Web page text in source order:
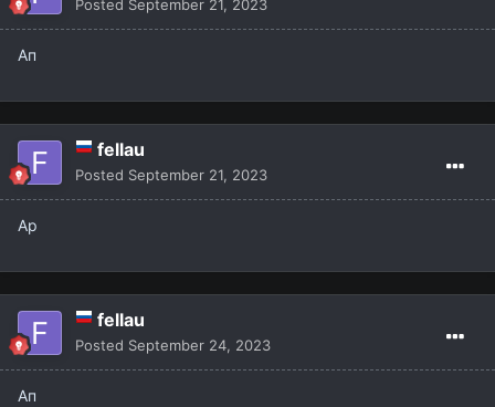
Posted September 21, 2023
Ап
fellau
Posted September 21, 2023
Ap
fellau
Posted September 24, 2023
Ап